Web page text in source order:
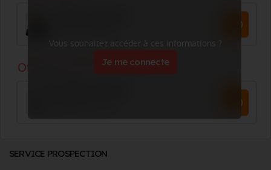
Vous souhaitez accéder à ces informations ?
Je me connecte
SERVICE PROSPECTION